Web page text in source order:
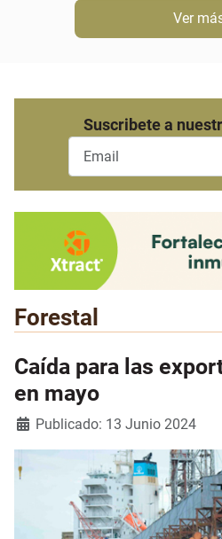
Ver
Suscribete a
Forestal
Caída para las
en mayo
Detalles
Publicado: 13 Junio 2024